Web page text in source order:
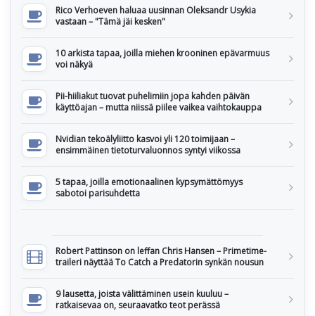
Rico Verhoeven haluaa uusinnan Oleksandr Usykia
vastaan – "Tämä jäi kesken"
10 arkista tapaa, joilla miehen krooninen epävarmuus
voi näkyä
Pii-hiiliakut tuovat puhelimiin jopa kahden päivän
käyttöajan – mutta niissä piilee vaikea vaihtokauppa
Nvidian tekoälyliitto kasvoi yli 120 toimijaan –
ensimmäinen tietoturvaluonnos syntyi viikossa
5 tapaa, joilla emotionaalinen kypsymättömyys
sabotoi parisuhdetta
Robert Pattinson on leffan Chris Hansen – Primetime-
traileri näyttää To Catch a Predatorin synkän nousun
9 lausetta, joista välittäminen usein kuuluu –
ratkaisevaa on, seuraavatko teot perässä